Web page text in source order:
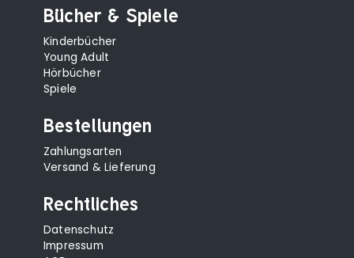
Bücher & Spiele
Kinderbücher
Young Adult
Hörbücher
Spiele
Bestellungen
Zahlungsarten
Versand & Lieferung
Rechtliches
Datenschutz
Impressum